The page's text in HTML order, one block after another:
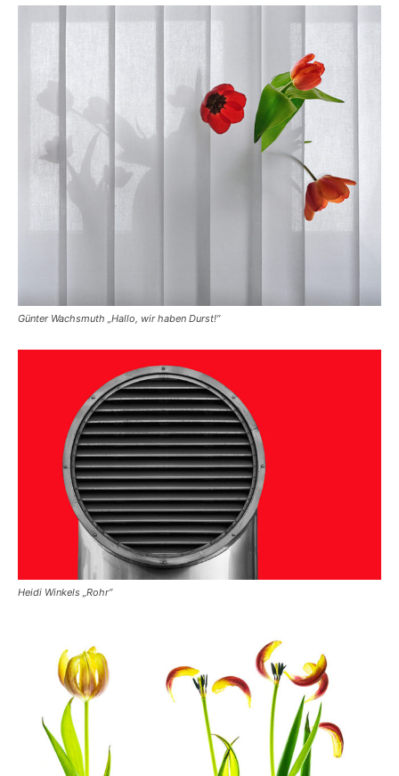
Günter Wachsmuth „Hallo, wir haben Durst!“
Heidi Winkels „Rohr“